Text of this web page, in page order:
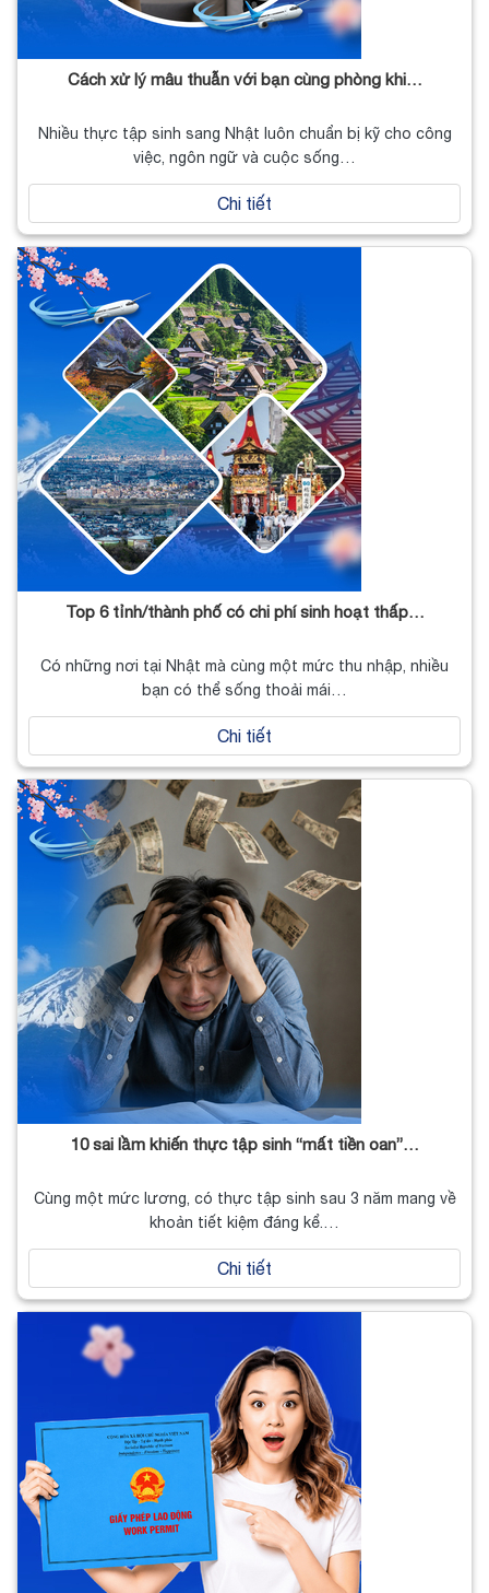
Cách xử lý mâu thuẫn với bạn cùng phòng khi…
Nhiều thực tập sinh sang Nhật luôn chuẩn bị kỹ cho công
việc, ngôn ngữ và cuộc sống…
Chi tiết
Top 6 tỉnh/thành phố có chi phí sinh hoạt thấp…
Có những nơi tại Nhật mà cùng một mức thu nhập, nhiều
bạn có thể sống thoải mái…
Chi tiết
10 sai lầm khiến thực tập sinh “mất tiền oan”…
Cùng một mức lương, có thực tập sinh sau 3 năm mang về
khoản tiết kiệm đáng kể.…
Chi tiết